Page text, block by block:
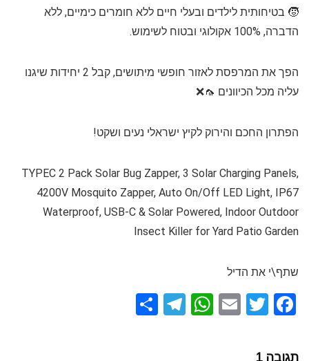
🧒 בטיחותית לילדים ובעלי חיים ללא חומרים כימיים, ללא
הדברה, 100% אקולוגי ובטוח לשימוש.
הפך את המרפסת לאזור חופשי מיתושים, קבל 2 יחידות שיגנו
עליה מכל הכיוונים 🦟❌
הפתרון החכם והירוק לקיץ ישראלי נעים ושקט!
TYPEC 2 Pack Solar Bug Zapper, 3 Solar Charging Panels,
4200V Mosquito Zapper, Auto On/Off LED Light, IP67
Waterproof, USB-C & Solar Powered, Indoor Outdoor
Insect Killer for Yard Patio Garden
שתף\י את הדיל
F
ce
T
E
W
T
תגובה 1